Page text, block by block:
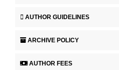
AUTHOR GUIDELINES
ARCHIVE POLICY
AUTHOR FEES